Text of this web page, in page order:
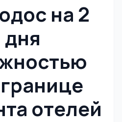
на 2
дня
отелей